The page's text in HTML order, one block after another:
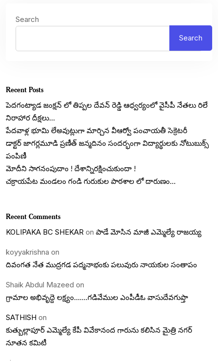
Search
Search
Recent Posts
పెదగంట్యాడ జంక్షన్ లో తిప్పల దేవన్ రెడ్డి ఆధ్వర్యంలో వైసీపీ నేతలు రిలే
నిరాహార దీక్షలు…
పేదవాళ్ల భూమి లేఅవుట్లుగా మార్చిన వీఆర్వో పంచాయతీ సెక్రెటరీ
డాక్టర్ జాగర్లమూడి ప్రణీత్ జన్మదినం సందర్భంగా విద్యార్థులకు నోటుబుక్స్
పంపిణీ
మోదీని సాగనంపుదాం ! దేశాన్నిరక్షించుకుందా !
చక్రాయపేట మండలం గండి గురుకుల పాఠశాల లో దారుణం…
Recent Comments
KOLIPAKA BC SHEKAR on పాడే మోసిన మాజీ ఎమ్మెల్యే రాజయ్య
koyyakrishna on
దివంగత నేత ముద్రగడ పద్మనాభంకు పలువురు నాయకుల సంతాపం
Shaik Abdul Mazeed on
గ్రామాల అభివృద్దె లక్ష్యం…….గడివేముల ఎంపీడీఓ వాసుదేవగుప్తా
SATHISH on
కుత్బుల్లాపూర్ ఎమ్మెల్యే కేపీ వివేకానంద గారును కలిసిన మైత్రి నగర్
నూతన కమిటీ